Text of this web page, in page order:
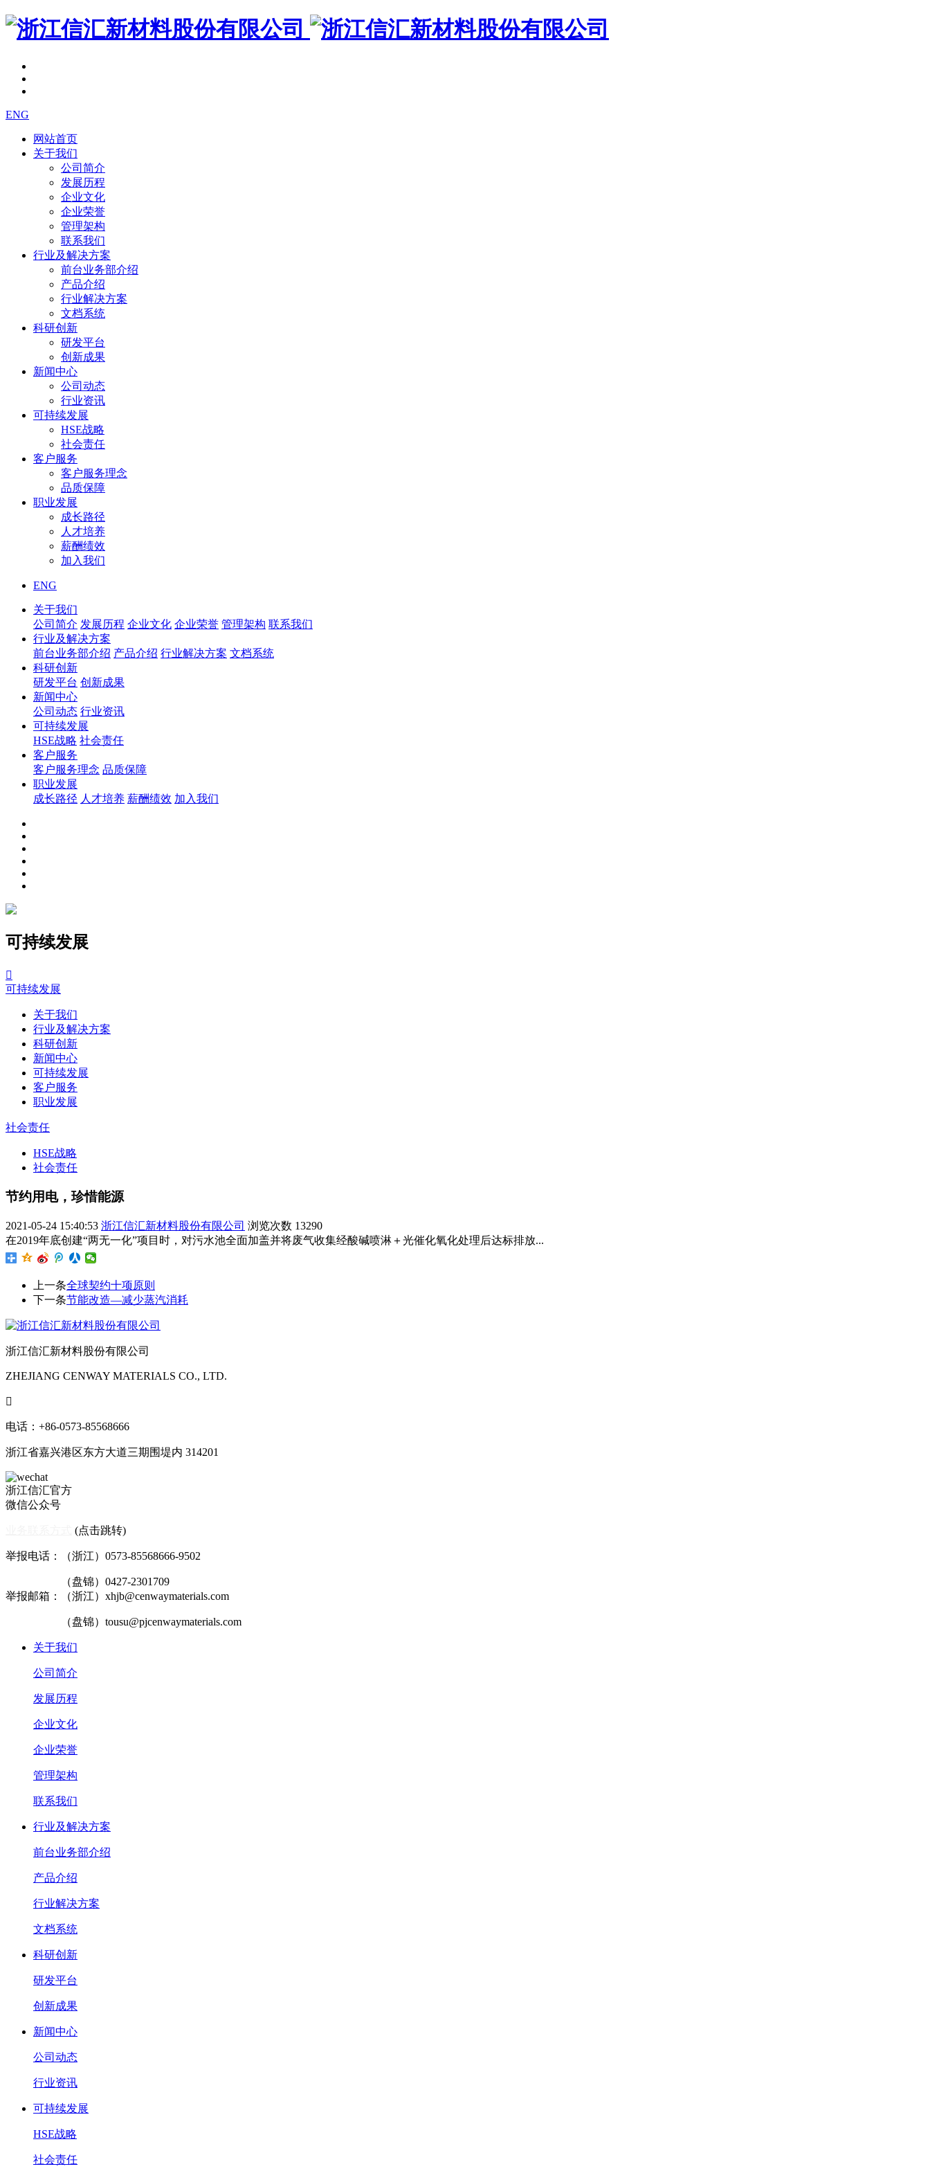
ENG
网站首页
关于我们
公司简介
发展历程
企业文化
企业荣誉
管理架构
联系我们
行业及解决方案
前台业务部介绍
产品介绍
行业解决方案
文档系统
科研创新
研发平台
创新成果
新闻中心
公司动态
行业资讯
可持续发展
HSE战略
社会责任
客户服务
客户服务理念
品质保障
职业发展
成长路径
人才培养
薪酬绩效
加入我们
ENG
关于我们
公司简介 发展历程 企业文化 企业荣誉 管理架构 联系我们
行业及解决方案
前台业务部介绍 产品介绍 行业解决方案 文档系统
科研创新
研发平台 创新成果
新闻中心
公司动态 行业资讯
可持续发展
HSE战略 社会责任
客户服务
客户服务理念 品质保障
职业发展
成长路径 人才培养 薪酬绩效 加入我们
可持续发展

可持续发展
关于我们
行业及解决方案
科研创新
新闻中心
可持续发展
客户服务
职业发展
社会责任
HSE战略
社会责任
节约用电，珍惜能源
2021-05-24 15:40:53 浙江信汇新材料股份有限公司 浏览次数 13290
在2019年底创建“两无一化”项目时，对污水池全面加盖并将废气收集经酸碱喷淋＋光催化氧化处理后达标排放...
上一条全球契约十项原则
下一条节能改造—减少蒸汽消耗
浙江信汇新材料股份有限公司
ZHEJIANG CENWAY MATERIALS CO., LTD.

电话：+86-0573-85568666
浙江省嘉兴港区东方大道三期围堤内 314201
浙江信汇官方
微信公众号
(点击跳转)
举报电话：（浙江）0573-85568666-9502
（盘锦）0427-2301709
举报邮箱：（浙江）xhjb@cenwaymaterials.com
（盘锦）tousu@pjcenwaymaterials.com
关于我们
公司简介
发展历程
企业文化
企业荣誉
管理架构
联系我们
行业及解决方案
前台业务部介绍
产品介绍
行业解决方案
文档系统
科研创新
研发平台
创新成果
新闻中心
公司动态
行业资讯
可持续发展
HSE战略
社会责任